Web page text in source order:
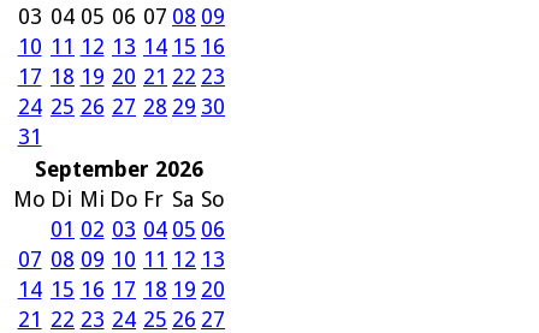
03 04 05 06 07 08 09
10 11 12 13 14 15 16
17 18 19 20 21 22 23
24 25 26 27 28 29 30
31
September 2026
Mo Di Mi Do Fr Sa So
01 02 03 04 05 06
07 08 09 10 11 12 13
14 15 16 17 18 19 20
21 22 23 24 25 26 27